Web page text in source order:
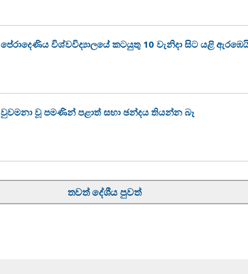
පේරාදෙණිය විශ්වවිද්‍යාලයේ කටයුතු 10 වැනිදා සිට යළි
වුවමනා වූ පමණින් පළාත් සභා ඡන්දය තියන්න බෑ
තවත් දේශීය පුවත්